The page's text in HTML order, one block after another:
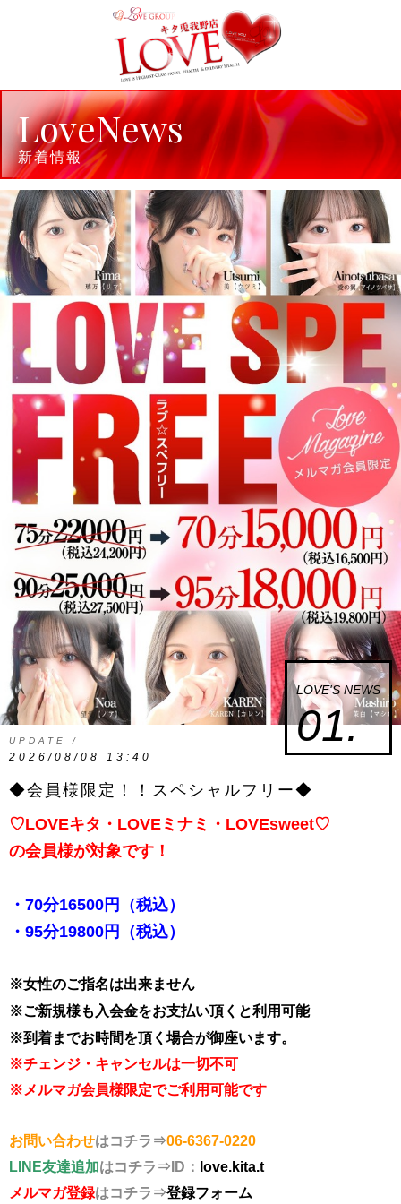
LoveNews
新着情報
LOVE'S NEWS
01.
UPDATE /
2026/08/08 13:40
◆会員様限定！！スペシャルフリー◆
♡LOVEキタ・LOVEミナミ・LOVEsweet♡
の会員様が対象です！
・70分16500円（税込）
・95分19800円（税込）
※女性のご指名は出来ません
※ご新規様も入会金をお支払い頂くと利用可能
※到着までお時間を頂く場合が御座います。
※チェンジ・キャンセルは一切不可
※メルマガ会員様限定でご利用可能です
お問い合わせはコチラ⇒06-6367-0220
LINE友達追加はコチラ⇒ID： love.kita.t
メルマガ登録はコチラ⇒登録フォーム